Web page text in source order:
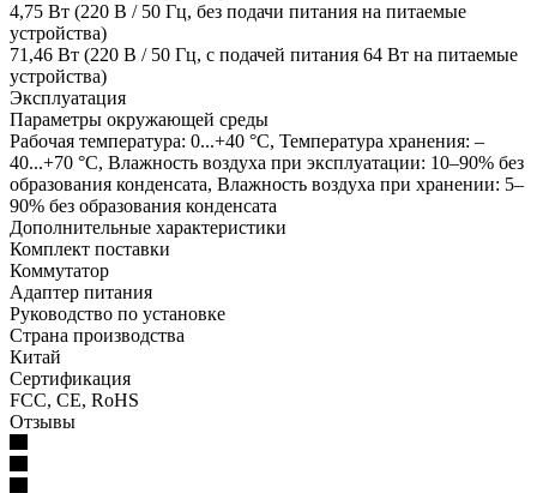
4,75 Вт (220 В / 50 Гц, без подачи питания на питаемые
устройства)
71,46 Вт (220 В / 50 Гц, с подачей питания 64 Вт на питаемые
устройства)
Эксплуатация
Параметры окружающей среды
Рабочая температура: 0...+40 °C, Температура хранения: –
40...+70 °C, Влажность воздуха при эксплуатации: 10–90% без
образования конденсата, Влажность воздуха при хранении: 5–
90% без образования конденсата
Дополнительные характеристики
Комплект поставки
Коммутатор
Адаптер питания
Руководство по установке
Страна производства
Китай
Сертификация
FCC, CE, RoHS
Отзывы